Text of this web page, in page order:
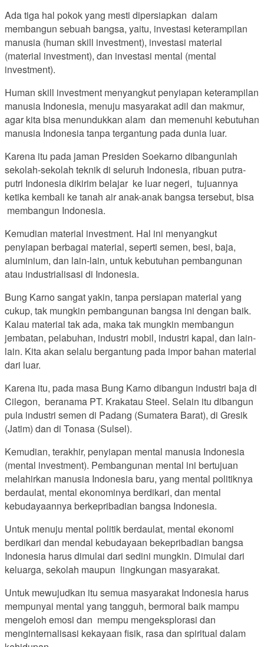
Ada tiga hal pokok yang mesti dipersiapkan dalam
membangun sebuah bangsa, yaitu, investasi keterampilan
manusia (human skill investment), investasi material
(material investment), dan investasi mental (mental
investment).
Human skill investment menyangkut penyiapan keterampilan
manusia Indonesia, menuju masyarakat adil dan makmur,
agar kita bisa menundukkan alam dan memenuhi kebutuhan
manusia Indonesia tanpa tergantung pada dunia luar.
Karena itu pada jaman Presiden Soekarno dibangunlah
sekolah-sekolah teknik di seluruh Indonesia, ribuan putra-
putri Indonesia dikirim belajar ke luar negeri, tujuannya
ketika kembali ke tanah air anak-anak bangsa tersebut, bisa
membangun Indonesia.
Kemudian material investment. Hal ini menyangkut
penyiapan berbagai material, seperti semen, besi, baja,
aluminium, dan lain-lain, untuk kebutuhan pembangunan
atau industrialisasi di Indonesia.
Bung Karno sangat yakin, tanpa persiapan material yang
cukup, tak mungkin pembangunan bangsa ini dengan baik.
Kalau material tak ada, maka tak mungkin membangun
jembatan, pelabuhan, industri mobil, industri kapal, dan lain-
lain. Kita akan selalu bergantung pada impor bahan material
dari luar.
Karena itu, pada masa Bung Karno dibangun industri baja di
Cilegon, beranama PT. Krakatau Steel. Selain itu dibangun
pula industri semen di Padang (Sumatera Barat), di Gresik
(Jatim) dan di Tonasa (Sulsel).
Kemudian, terakhir, penyiapan mental manusia Indonesia
(mental investment). Pembangunan mental ini bertujuan
melahirkan manusia Indonesia baru, yang mental politiknya
berdaulat, mental ekonominya berdikari, dan mental
kebudayaannya berkepribadian bangsa Indonesia.
Untuk menuju mental politik berdaulat, mental ekonomi
berdikari dan mendal kebudayaan bekepribadian bangsa
Indonesia harus dimulai dari sedini mungkin. Dimulai dari
keluarga, sekolah maupun lingkungan masyarakat.
Untuk mewujudkan itu semua masyarakat Indonesia harus
mempunyai mental yang tangguh, bermoral baik mampu
mengeloh emosi dan mempu mengeksplorasi dan
menginternalisasi kekayaan fisik, rasa dan spiritual dalam